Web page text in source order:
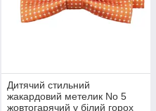
Дитячий стильний
жакардовий метелик No 5
жовтогарячий у білий горох